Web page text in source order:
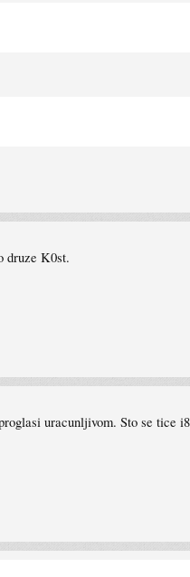
druze K0st.
uracunljivom. Sto se tice